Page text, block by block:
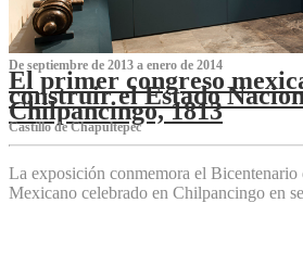
De septiembre de 2013 a enero de 2014
El primer congreso
construir el Estado
Chilpancingo, 1813
Castillo de Chapultepec
La exposición conmemora el Bicentenario
Mexicano celebrado en Chilpancingo en